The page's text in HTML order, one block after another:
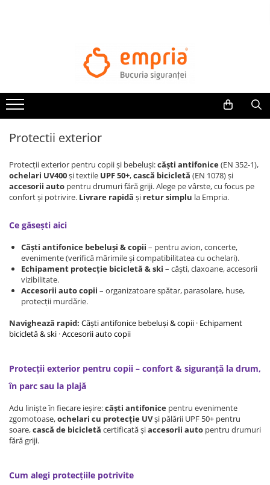
Bariere protectie pentru pat
Protectii mobilier
Protectie colturi mobila copii
Sigurante pentru sertare si usi
Sigurante geamuri si usi glisante
bebelusi
Protectii casa
Protectii utile
Poarta siguranta copii
Deflectoare pentru aer conditionat
Protectii exterior
bebelusi
Echipament protectie bicicleta si
Accesorii auto copii
Haine & accesorii plaja
Ochelari de soare
Protectii exterior
Protecții exterior pentru copii și bebeluși:căști antifonice(EN 352-1),
ochelari UV400și textile UPF 50+,cască bicicletă (EN 1078) și
accesorii auto pentru drumuri fără griji. Alege pe vârste, cu focus pe
confort și potrivire. Livrare rapidă și retur simplu la Empria.
Ce găsești aici
Căști antifonice bebeluși & copii – pentru avion, concerte,
evenimente (verifică mărimile și compatibilitatea cu ochelari).
Echipament protecție bicicletă & ski – căști, claxoane, accesorii
vizibilitate.
Accesorii auto copii – organizatoare spătar, parasolare, huse,
protecții murdărie.
Navighează rapid: Căști antifonice bebeluși & copii · Echipament
bicicletă & ski ·Accesorii auto copii
Protecții exterior pentru copii – confort & siguranță la drum,
în parc sau la plajă
Adu liniște în fiecare ieșire:căști antifonice pentru evenimente
zgomotoase,ochelari cu protecție UVși pălării UPF 50+ pentru
soare,cască de bicicletă certificată șiaccesorii auto pentru drumuri
fără griji.
Cum alegi protecțiile potrivite